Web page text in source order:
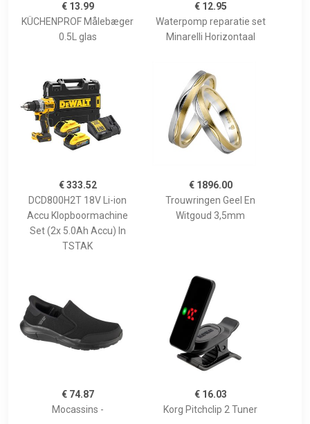
€ 13.99
KÜCHENPROF Målebæger
0.5L glas
€ 12.95
Waterpomp reparatie set
Minarelli Horizontaal
€ 333.52
DCD800H2T 18V Li-ion
Accu Klopboormachine
Set (2x 5.0Ah Accu) In
TSTAK
€ 1896.00
Trouwringen Geel En
Witgoud 3,5mm
€ 74.87
Mocassins -
€ 16.03
Korg Pitchclip 2 Tuner